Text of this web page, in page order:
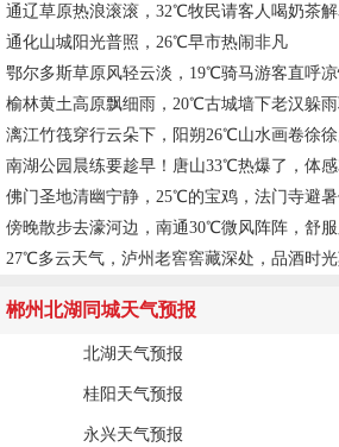
通辽草原热浪滚滚，32℃牧民请客人喝奶茶
通化山城阳光普照，26℃早市热闹非凡
鄂尔多斯草原风轻云淡，19℃骑马游客直呼
榆林黄土高原飘细雨，20℃古城墙下老汉躲雨
漓江竹筏穿行云朵下，阳朔26℃山水画卷徐
南湖公园晨练要趁早！唐山33℃热爆了，体
佛门圣地清幽宁静，25℃的宝鸡，法门寺避
傍晚散步去濠河边，南通30℃微风阵阵，舒
27℃多云天气，泸州老窖窖藏深处，品酒时
郴州北湖同城天气预报
北湖天气预报
桂阳天气预报
永兴天气预报